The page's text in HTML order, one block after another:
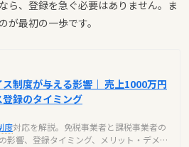
ら、登録を急ぐ必要はありません。ま
が最初の一歩です。
制度が与える影響｜ 売上1000万円
録のタイミング
度対応を解説。免税事業者と課税事業者の
影響、登録タイミング、メリット・デメリ